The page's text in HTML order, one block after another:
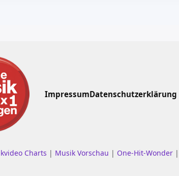
ImpressumDatenschutzerklärung
Charts | Musik Vorschau | One-Hit-Wonder